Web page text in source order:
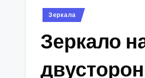
Опубликовано
Зеркала
Зеркало